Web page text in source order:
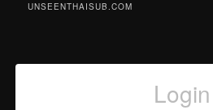
UNSEENTHAISUB.COM
Login